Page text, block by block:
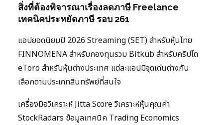
สิ่งที่ต้องพิจารณาเรื่องลดภาษี Freelance
เทคนิคประหยัดภาษี รอบ 261
แอปยอดนิยมปี 2026 Streaming (SET) สำหรับหุ้นไทย
FINNOMENA สำหรับกองทุนรวม Bitkub สำหรับคริปโต
eToro สำหรับหุ้นต่างประเทศ แต่ละแอปมีจุดเด่นต่างกัน
เลือกตามประเภทสินทรัพย์ที่สนใจ
เครื่องมือวิเคราะห์ Jitta Score วิเคราะห์หุ้นคุณค่า
StockRadars ข้อมูลเทคนิค Trading Economics